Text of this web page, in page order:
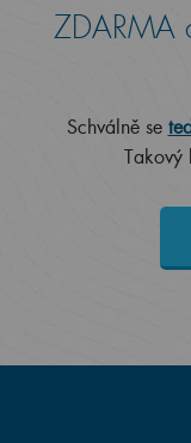
ZDARMA
Schválně se
Takový